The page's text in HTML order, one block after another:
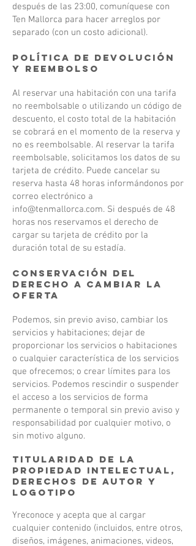
después de las 23:00, comuníquese con
Ten Mallorca para hacer arreglos por
separado (con un costo adicional).
Política de devolución
y reembolso
Al reservar una habitación con una tarifa
no reembolsable o utilizando un código de
descuento, el costo total de la habitación
se cobrará en el momento de la reserva y
no es reembolsable. Al reservar la tarifa
reembolsable, solicitamos los datos de su
tarjeta de crédito. Puede cancelar su
reserva hasta 48 horas informándonos por
correo electrónico a
info@tenmallorca.com. Si después de 48
horas nos reservamos el derecho de
cargar su tarjeta de crédito por la
duración total de su estadía.
Conservación del
derecho a cambiar la
oferta
Podemos, sin previo aviso, cambiar los
servicios y habitaciones; dejar de
proporcionar los servicios o habitaciones
o cualquier característica de los servicios
que ofrecemos; o crear límites para los
servicios. Podemos rescindir o suspender
el acceso a los servicios de forma
permanente o temporal sin previo aviso y
responsabilidad por cualquier motivo, o
sin motivo alguno.
Titularidad de la
propiedad intelectual,
derechos de autor y
logotipo
Yreconoce y acepta que al cargar
cualquier contenido (incluidos, entre otros,
diseños, imágenes, animaciones, videos,